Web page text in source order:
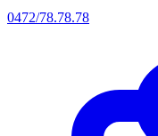
0472/78.78.78